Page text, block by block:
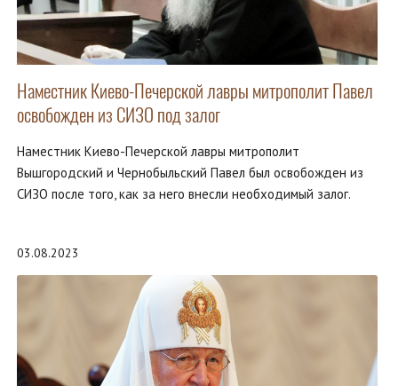
Наместник Киево-Печерской лавры митрополит Павел
освобожден из СИЗО под залог
Наместник Киево-Печерской лавры митрополит
Вышгородский и Чернобыльский Павел был освобожден из
СИЗО после того, как за него внесли необходимый залог.
03.08.2023